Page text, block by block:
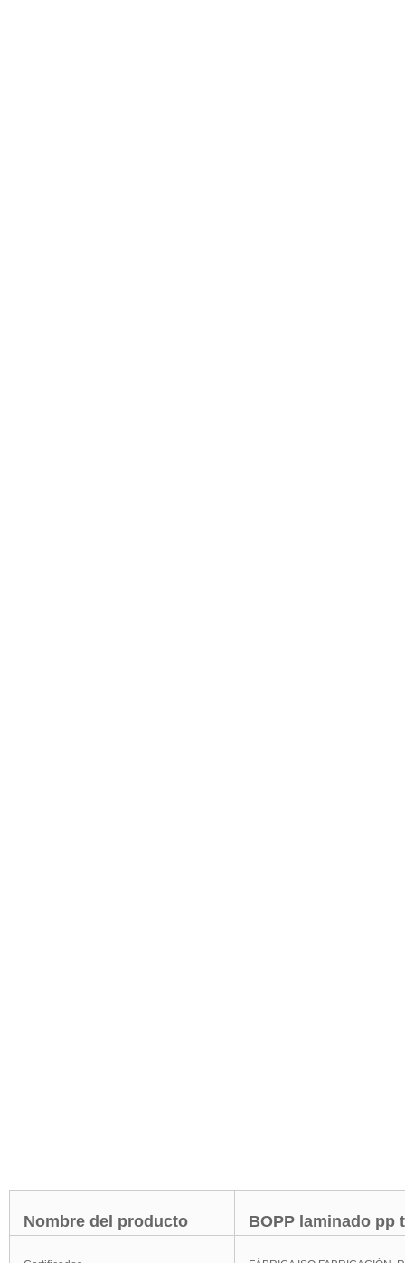
Nombre del producto BOPP laminado pp